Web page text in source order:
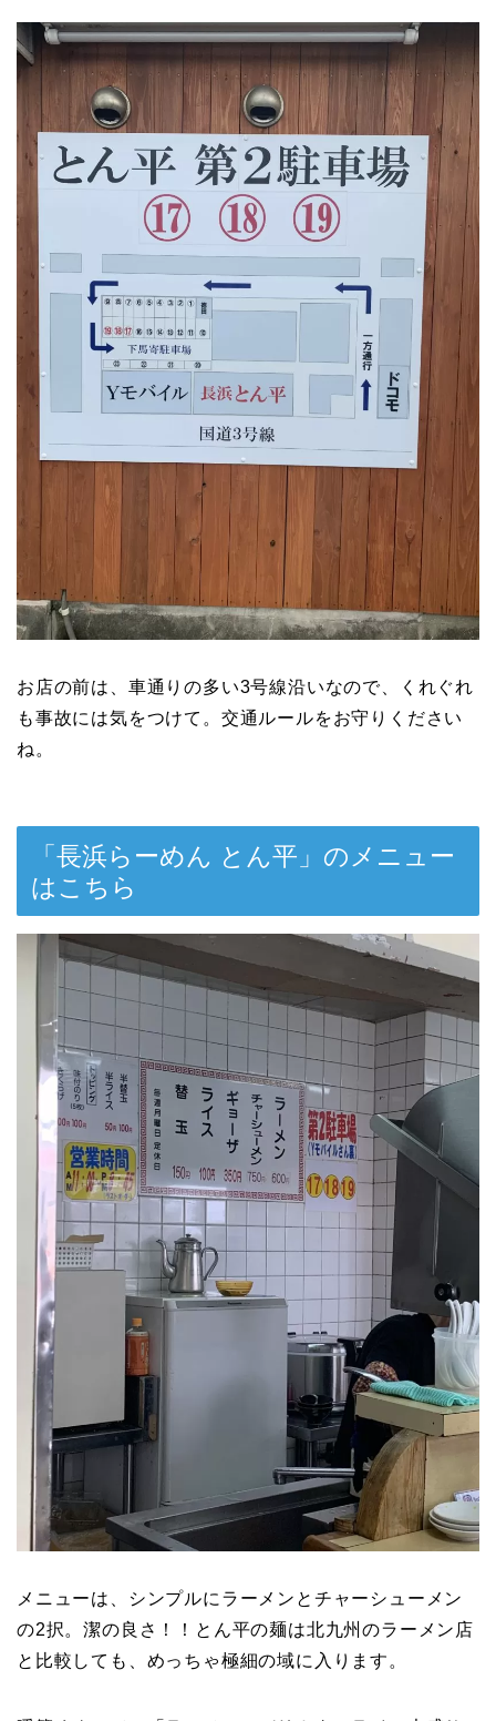
お店の前は、車通りの多い3号線沿いなので、くれぐれ
も事故には気をつけて。交通ルールをお守りください
ね。
「長浜らーめん とん平」のメニュー
はこちら
メニューは、シンプルにラーメンとチャーシューメン
の2択。潔の良さ！！とん平の麺は北九州のラーメン店
と比較しても、めっちゃ極細の域に入ります。